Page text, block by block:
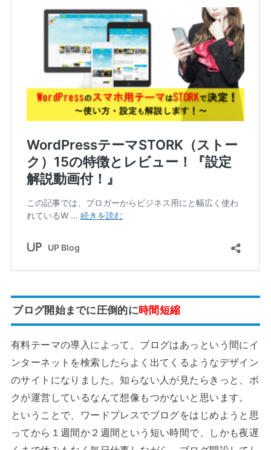
ブログ開始までに圧倒的に時間短縮
有料テーマの導入によって、ブログはあっという間にイ
ンターネットを検索したらよく出てくるようなデザイン
のサイトになりました。知らない人が見たらきっと、ボ
クが運営しているなんて想像もつかないと思います。
ということで、ワードプレスでブログをはじめようと思
ってから１週間か２週間という短い時間で、しかも夜遅